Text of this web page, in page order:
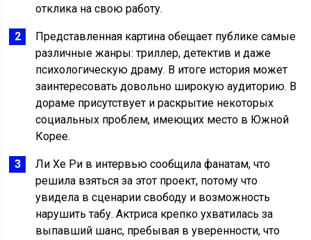
отклика на свою работу.
Представленная картина обещает публике самые
различные жанры: триллер, детектив и даже
психологическую драму. В итоге история может
заинтересовать довольно широкую аудиторию. В
дораме присутствует и раскрытие некоторых
социальных проблем, имеющих место в Южной
Корее.
Ли Хе Ри в интервью сообщила фанатам, что
решила взяться за этот проект, потому что
увидела в сценарии свободу и возможность
нарушить табу. Актриса крепко ухватилась за
выпавший шанс, пребывая в уверенности, что